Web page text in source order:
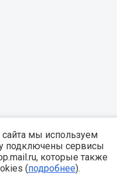
мы используем
подключены сервисы
которые также
(подробнее).